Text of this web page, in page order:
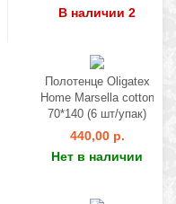
В наличии 2
Полотенце Oligatex
Home Marsella cotton
70*140 (6 шт/упак)
440,00 р.
Нет в наличии